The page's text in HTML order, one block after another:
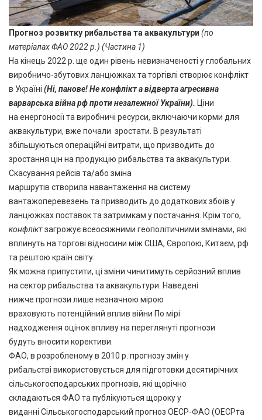
Прогноз розвитку рибальства та аквакультури (по
матеріалах ФАО 2022 р.) (Частина 1)
На кінець 2022 р. ще один рівень невизначеності у глобальних
виробничо-збутових ланцюжках та торгівлі створює конфлікт
в Україні (Ні, панове! Не конфлікт а відверта агресивна
варварська війна рф проти незалежної України). Ціни
на енергоносії та виробничі ресурси, включаючи корми для
аквакультури, вже почали зростати. В результаті
збільшуються операційні витрати, що призводить до
зростання цін на продукцію рибальства та аквакультури.
Скасування рейсів та/або зміна
маршрутів створила навантаження на систему
вантажоперевезень та призводить до додаткових збоїв у
ланцюжках поставок та затримкам у постачання. Крім того,
конфліктзагрожує всеосяжними геополітичними змінами, які
вплинуть на торгові відносини між США, Європою, Китаєм, рф
та рештою країн світу.
Як можна припустити, ці зміни чинитимуть серйозний вплив
на сектор рибальства та аквакультури. Наведені
нижче прогнози лише незначною мірою
враховують потенційний вплив війни По мірі
надходження оцінок впливу на переглянуті прогнози
будуть вносити корективи.
ФАО, в розробленому в 2010 р. прогнозу змін у
рибальстві використовується для підготовки десятирічних
сільськогосподарських прогнозів, які щорічно
складаються ФАО та публікуються щороку у
виданні Сільськогосподарський прогноз ОЕСР-ФАО (ОЕСРта